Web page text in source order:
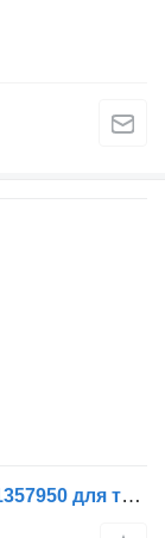
Ресивер воздушный Scania Air tank 1357950 для тягача Scania R420